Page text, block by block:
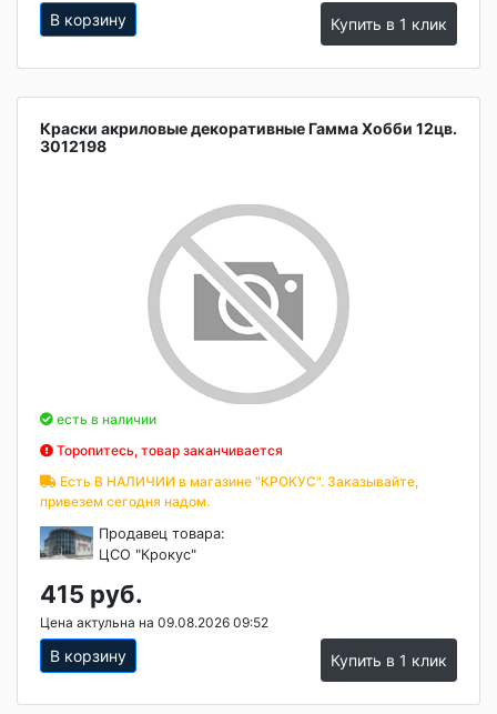
В корзину Купить в 1 клик
Краски акриловые декоративные Гамма Хобби 12цв.
3012198
есть в наличии
Торопитесь, товар заканчивается
Есть В НАЛИЧИИ в магазине "КРОКУС". Заказывайте,
привезем сегодня надом.
Продавец товара:
ЦСО "Крокус"
415 руб.
Цена актульна на 09.08.2026 09:52
В корзину Купить в 1 клик